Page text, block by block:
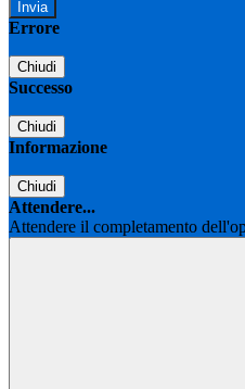
Errore
Chiudi
Successo
Chiudi
Informazione
Chiudi
Attendere...
Attendere il completamento